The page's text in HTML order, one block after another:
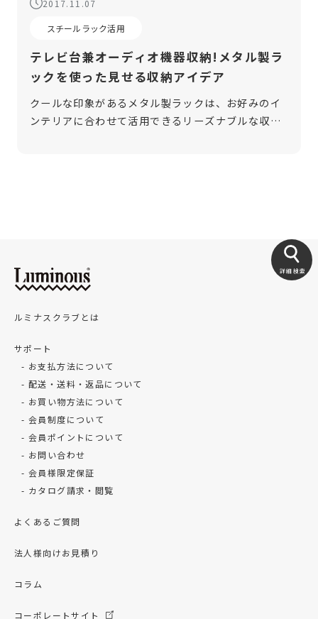
2017.11.07
スチールラック活用
テレビ台兼オーディオ機器収納!メタル製ラ
ックを使った見せる収納アイデア
クールな印象があるメタル製ラックは、お好みのイ
ンテリアに合わせて活用できるリーズナブルな収納
詳細検索
ルミナスクラブとは
サポート
お支払方法について
配送・送料・返品について
お買い物方法について
会員制度について
会員ポイントについて
お問い合わせ
会員様限定保証
カタログ請求・閲覧
よくあるご質問
法人様向けお見積り
コラム
コーポレートサイト